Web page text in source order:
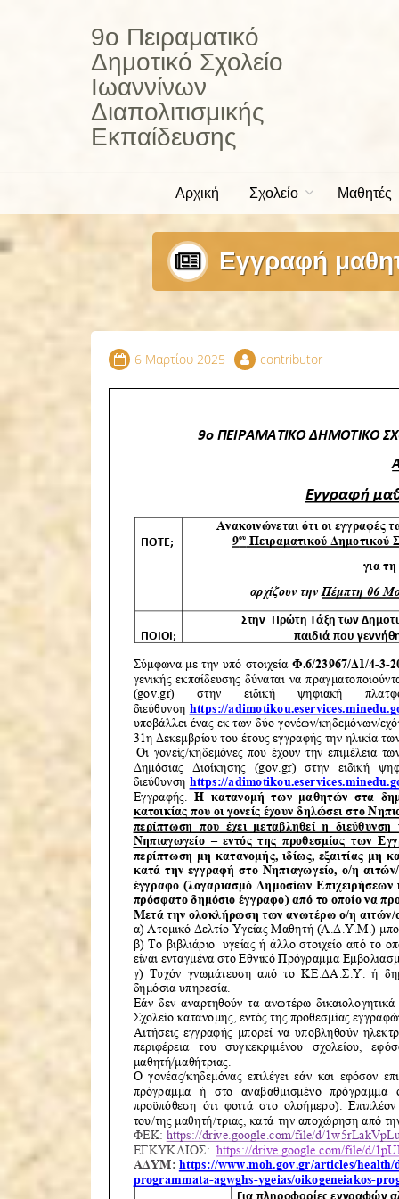
9ο Πειραματικό
Δημοτικό Σχολείο
Ιωαννίνων
Διαπολιτισμικής
Εκπαίδευσης
Αρχική Σχολείο Μαθητές
Εγγραφή
6 Μαρτίου 2025 contributor